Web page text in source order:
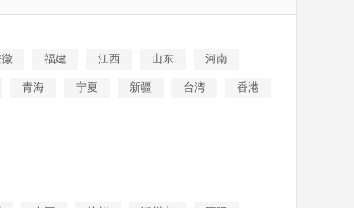
福建 江西 山东 河南
青海 宁夏 新疆 台湾 香港